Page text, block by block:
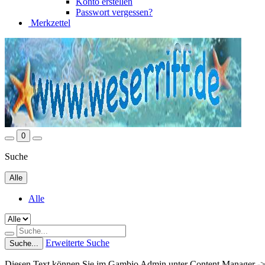
Passwort vergessen?
Merkzettel
0
Suche
Alle
Alle
Suche... Erweiterte Suche